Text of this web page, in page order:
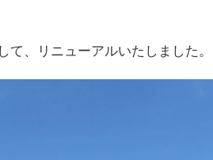
、リニューアルいたしました。